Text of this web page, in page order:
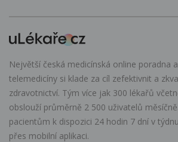
Největší česká medicínská online poradna
telemedicíny si klade za cíl zefektivnit a
zdravotnictví. Tým více jak 300 lékařů
obslouží průměrně 2 500 uživatelů
pacientům k dispozici 24 hodin 7 dní v
přes mobilní aplikaci.